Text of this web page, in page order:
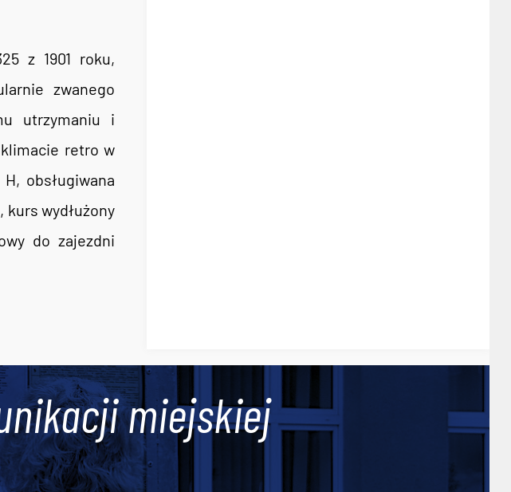
z 1901 roku,
zwanego
utrzymaniu i
retro w
obsługiwana
kurs wydłużony
do zajezdni
miejskiej